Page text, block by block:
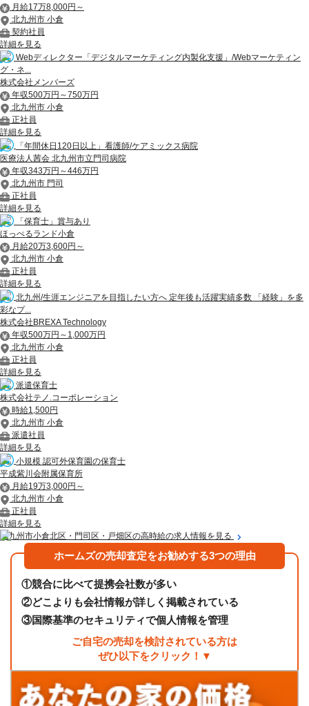
月給17万8,000円～
北九州市 小倉
契約社員
詳細を見る
Webディレクター「デジタルマーケティング内製化支援」/Webマーケティン
グ・ネ...
株式会社メンバーズ
年収500万円～750万円
北九州市 小倉
正社員
詳細を見る
「年間休日120日以上」看護師/ケアミックス病院
医療法人茜会 北九州市立門司病院
年収343万円～446万円
北九州市 門司
正社員
詳細を見る
「保育士」賞与あり
ほっぺるランド小倉
月給20万3,600円～
北九州市 小倉
正社員
詳細を見る
北九州/生涯エンジニアを目指したい方へ 定年後も活躍実績多数 「経験」を多
彩なプ...
株式会社BREXA Technology
年収500万円～1,000万円
北九州市 小倉
正社員
詳細を見る
派遣保育士
株式会社テノ.コーポレーション
時給1,500円
北九州市 小倉
派遣社員
詳細を見る
小規模 認可外保育園の保育士
平成紫川会附属保育所
月給19万3,000円～
北九州市 小倉
正社員
詳細を見る
北九州市小倉北区・門司区・戸畑区の高時給の求人情報を見る
ホームズの売却査定をお勧めする3つの理由
①競合に比べて提携会社数が多い
②どこよりも会社情報が詳しく掲載されている
③国際基準のセキュリティで個人情報を管理
ご自宅の売却を検討されている方は
ぜひ以下をクリック！▼